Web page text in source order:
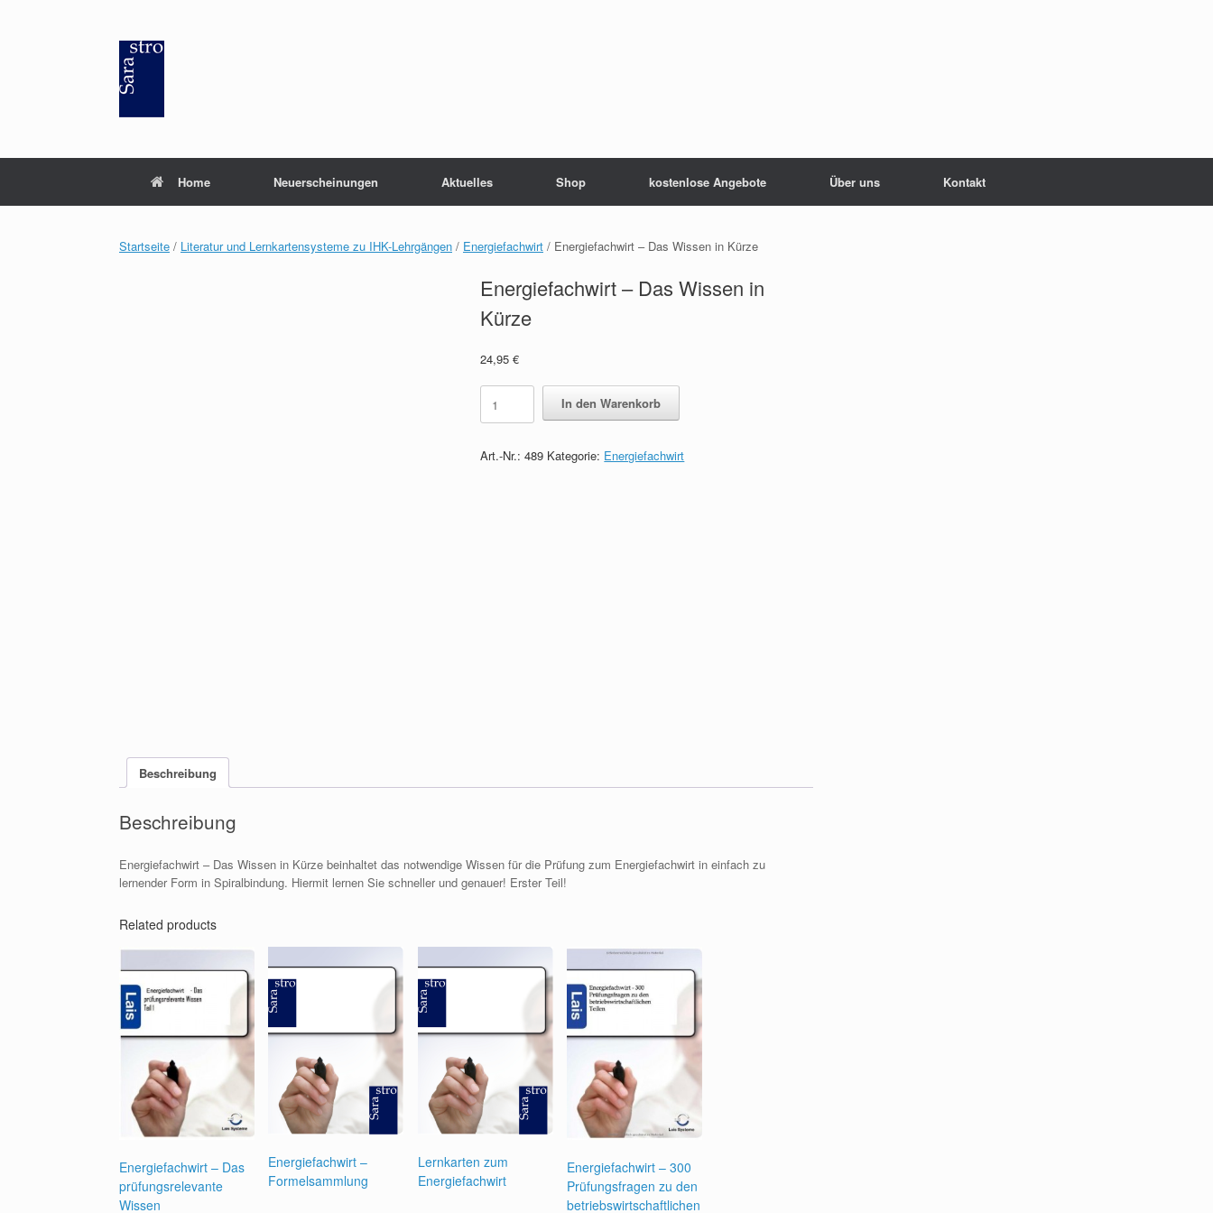
Home Neuerscheinungen Aktuelles Shop kostenlose Angebote Über uns Kontakt
Startseite / Literatur und Lernkartensysteme zu IHK-Lehrgängen / Energiefachwirt / Energiefachwirt – Das Wissen in Kürze
Energiefachwirt – Das Wissen in
Kürze
24,95€
Energiefachwirt
Das
in
In den Warenkorb
Art.-Nr.:489 Kategorie: Energiefachwirt
Beschreibung
Beschreibung
Energiefachwirt – Das Wissen in Kürze beinhaltet das notwendige Wissen für die Prüfung zum Energiefachwirt in einfach zu
lernender Form in Spiralbindung. Hiermit lernen Sie schneller und genauer! Erster Teil!
Related products
Energiefachwirt – Das
prüfungsrelevante
Wissen
Energiefachwirt –
Formelsammlung
Lernkarten zum
Energiefachwirt
Energiefachwirt – 300
Prüfungsfragen zu den
betriebswirtschaftlichen